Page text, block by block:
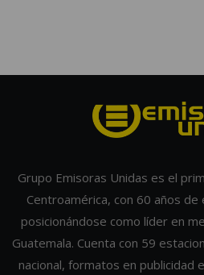
Grupo Emisoras Unidas es el
Centroamérica, con 60 años
posicionándose como líder en
Guatemala. Cuenta con 59
nacional, formatos en